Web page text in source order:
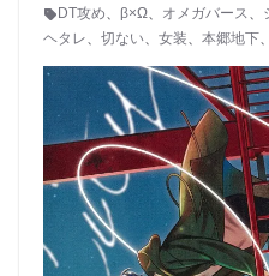
DT攻め、 β×Ω、 オメガバース、
ヘタレ、 切ない、 女装、 本郷地下、